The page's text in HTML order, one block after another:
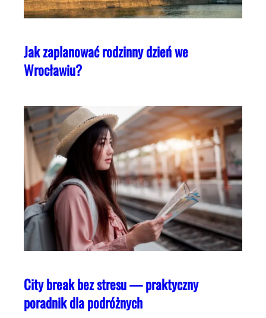
Jak zaplanować rodzinny dzień we
Wrocławiu?
City break bez stresu — praktyczny
poradnik dla podróżnych